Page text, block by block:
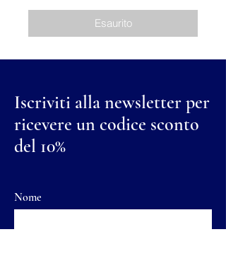
Esaurito
Iscriviti alla newsletter per
ricevere un codice sconto
del 10%
Nome